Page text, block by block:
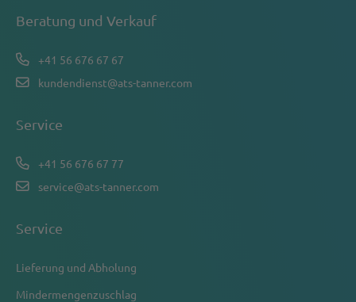
Beratung und Verkauf
+41 56 676 67 67
kundendienst@ats-tanner.com
Service
+41 56 676 67 77
service@ats-tanner.com
Service
Lieferung und Abholung
Mindermengenzuschlag